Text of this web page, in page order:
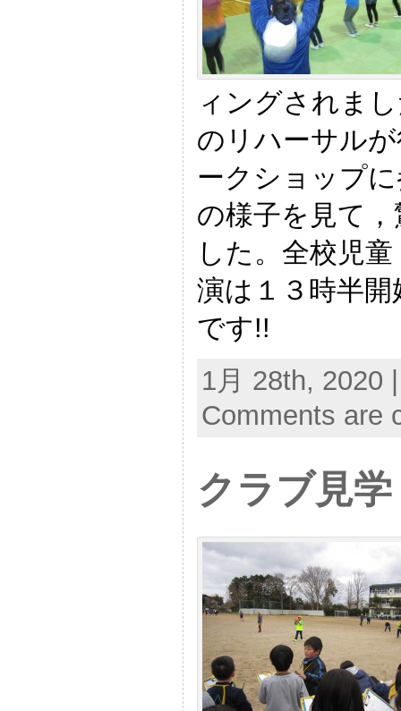
ィングされま
のリハーサル
ークショップ
の様子を見て
した。全校児
演は１３時半
です!!
1月 28th, 2020
Comments are
クラブ見学